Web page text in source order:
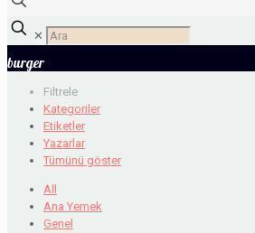
✕
burger
Filtrele
Kategoriler
Etiketler
Yazarlar
Tümünü göster
All
Ana Yemek
Genel